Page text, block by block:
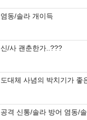
염동/솔라 개이득
신/사 괜춘한가..???
도대체 사념의 박치기가 좋
공격 신통/솔라 방어 염동/